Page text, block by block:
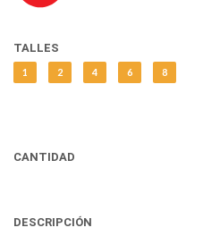
TALLES
1 2 4 6 8
CANTIDAD
DESCRIPCIÓN